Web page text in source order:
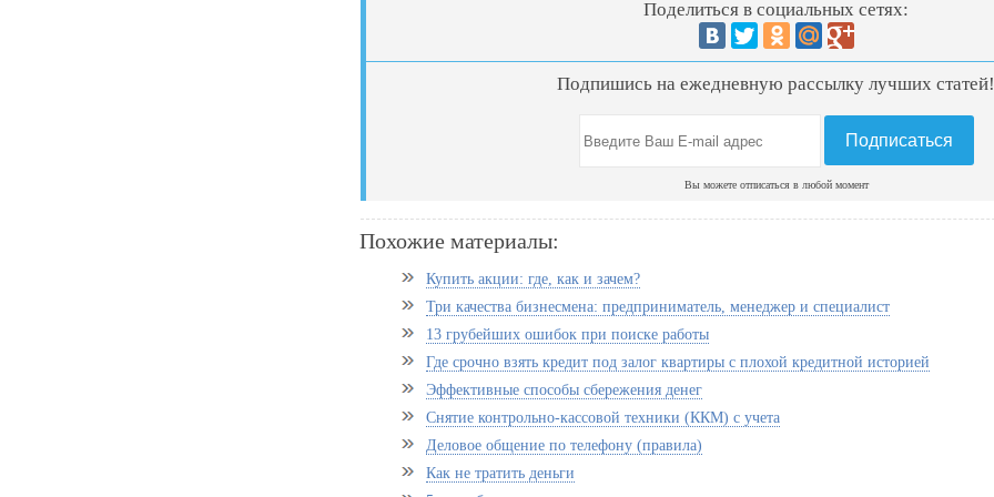
Поделиться в социальных сетях:
Подпишись на ежедневную рассылку лучших
Вы можете отписаться в любой момент
Похожие материалы:
Купить акции: где, как и зачем?
Три качества бизнесмена: предприниматель, менеджер и специалист
13 грубейших ошибок при поиске работы
Где срочно взять кредит под залог квартиры с плохой кредитной историей
Эффективные способы сбережения денег
Снятие контрольно-кассовой техники (ККМ) с учета
Деловое общение по телефону (правила)
Как не тратить деньги